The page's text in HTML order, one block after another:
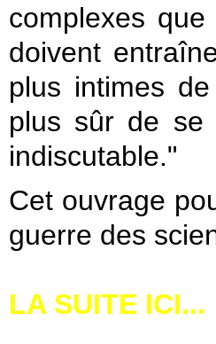
complexes
doivent
plus intimes
plus sûr de se
indiscutable."
Cet ouvrage
guerre des
LA SUITE ICI...